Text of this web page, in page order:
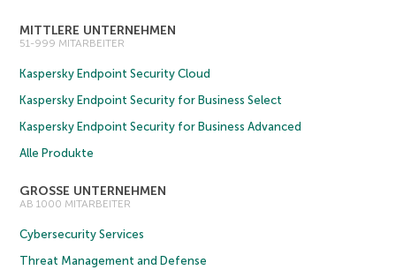
MITTLERE UNTERNEHMEN
51-999 MITARBEITER
Kaspersky Endpoint Security Cloud
Kaspersky Endpoint Security for Business Select
Kaspersky Endpoint Security for Business Advanced
Alle Produkte
GROSSE UNTERNEHMEN
AB 1000 MITARBEITER
Cybersecurity Services
Threat Management and Defense